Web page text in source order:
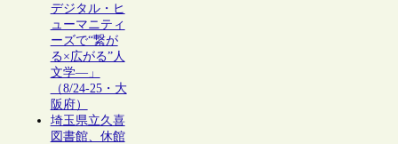
デジタル・ヒ
ューマニティ
ーズで“繋が
る×広がる”人
文学―」
（8/24-25・大
阪府）
埼玉県立久喜
図書館、休館